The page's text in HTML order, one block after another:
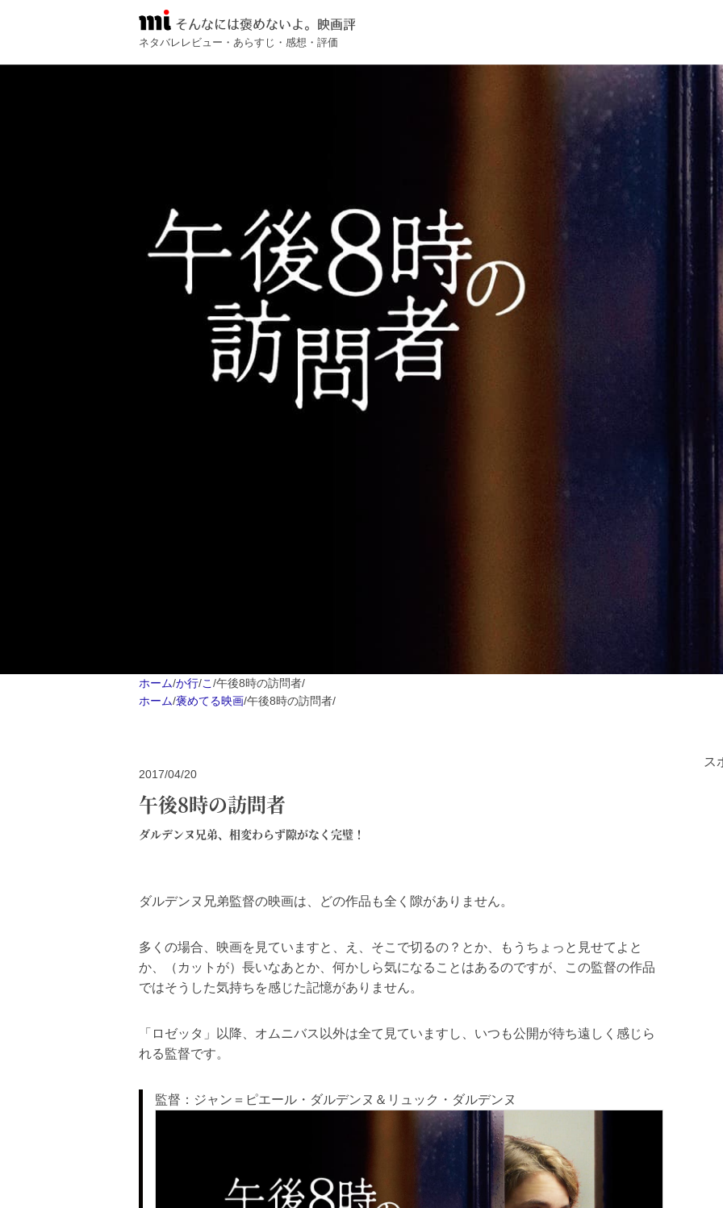
そんなには褒めないよ。映画評
ネタバレレビュー・あらすじ・感想・評価
ホーム/か行/こ /午後8時の訪問者/
ホーム/褒めてる映画/午後8時の訪問者/
2017/04/20
午後8時の訪問者
ダルデンヌ兄弟、相変わらず隙がなく完璧！
ダルデンヌ兄弟監督の映画は、どの作品も全く隙がありません。
多くの場合、映画を見ていますと、え、そこで切るの？とか、もうちょっと見せてよと
か、（カットが）長いなあとか、何かしら気になることはあるのですが、この監督の作品
ではそうした気持ちを感じた記憶がありません。
「ロゼッタ」以降、オムニバス以外は全て見ていますし、いつも公開が待ち遠しく感じら
れる監督です。
監督：ジャン＝ピエール・ダルデンヌ＆リュック・ダルデンヌ
ス